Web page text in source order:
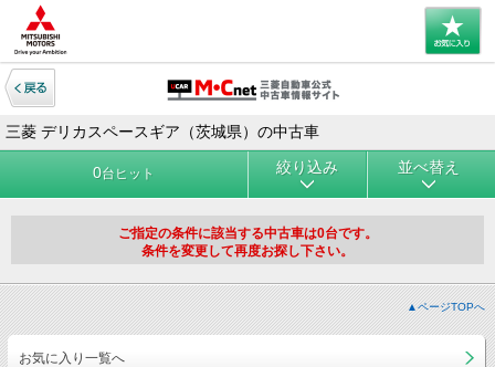
三菱 デリカスペースギア（茨城県）の中古車
0台ヒット 絞り込み 並べ替え
ご指定の条件に該当する中古車は0台です。
条件を変更して再度お探し下さい。
▲ページTOPへ
お気に入り一覧へ